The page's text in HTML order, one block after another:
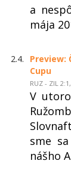
a
mája
2.4.
Preview:
Cupu
RUZ - ZIL
V
sme
nášho